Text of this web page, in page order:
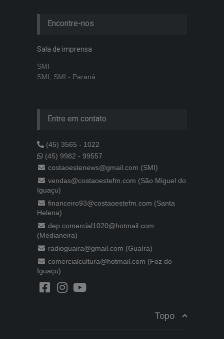
Encontre-nos
Sala de imprensa
SMI
SMI, SMI - Paraná
Entre em contato
(45) 3565 - 1022
(45) 9982 - 99557
costaoestenews@gmail.com (SMI)
vendas@costaoestefm.com (São Miguel do
Iguaçu)
financeiro93@costaoestefm.com (Santa
Helena)
dep.comercial1020@hotmail.com
(Medianeira)
radioguaira@gmail.com (Guaíra)
comercialcultura@hotmail.com (Foz do
Iguaçu)
Topo